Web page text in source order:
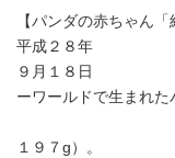
【パンダの赤ちゃん
平成２８年
９月１８日 午
ーワールドで生まれた
一番大きく
１９７g）。